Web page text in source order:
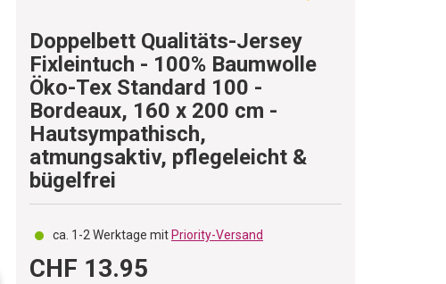
Doppelbett Qualitäts-Jersey
Fixleintuch - 100% Baumwolle
Öko-Tex Standard 100 -
Bordeaux, 160 x 200 cm -
Hautsympathisch,
atmungsaktiv, pflegeleicht &
bügelfrei
ca. 1-2 Werktage mit Priority-Versand
CHF 13.95